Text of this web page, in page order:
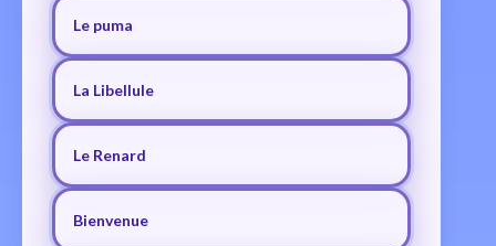
Le puma
La Libellule
Le Renard
Bienvenue